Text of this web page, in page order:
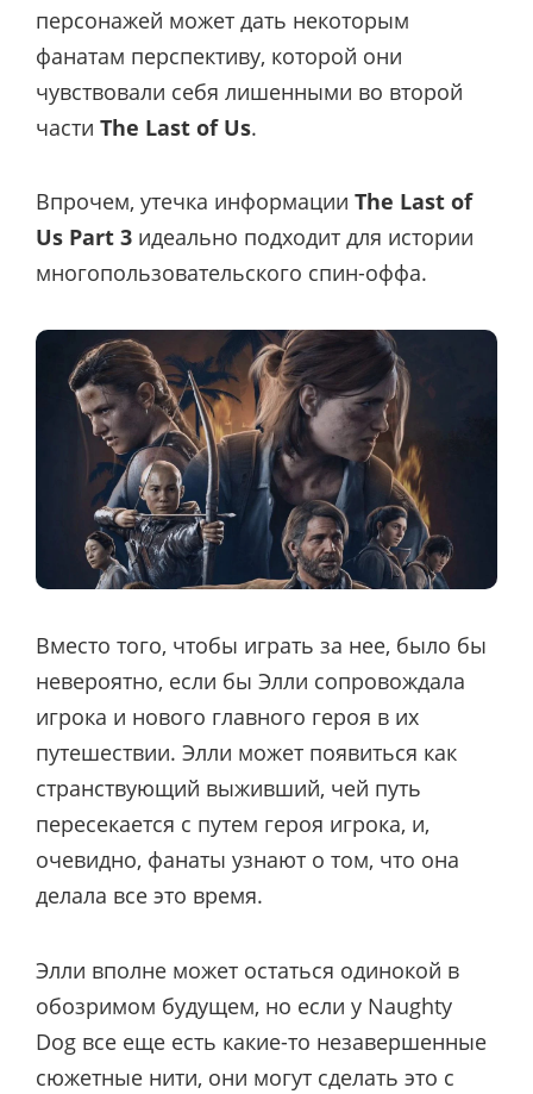
персонажей может дать некоторым
фанатам перспективу, которой они
чувствовали себя лишенными во второй
части The Last of Us.
Впрочем, утечка информации The Last of
Us Part 3 идеально подходит для истории
многопользовательского спин-оффа.
Вместо того, чтобы играть за нее, было бы
невероятно, если бы Элли сопровождала
игрока и нового главного героя в их
путешествии. Элли может появиться как
странствующий выживший, чей путь
пересекается с путем героя игрока, и,
очевидно, фанаты узнают о том, что она
делала все это время.
Элли вполне может остаться одинокой в
обозримом будущем, но если у Naughty
Dog все еще есть какие-то незавершенные
сюжетные нити, они могут сделать это с